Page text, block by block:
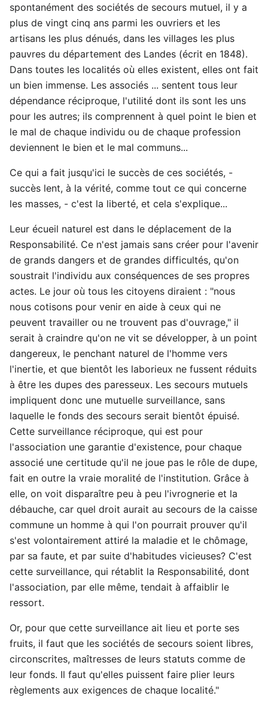
spontanément des sociétés de secours mutuel, il y a
plus de vingt cinq ans parmi les ouvriers et les
artisans les plus dénués, dans les villages les plus
pauvres du département des Landes (écrit en 1848).
Dans toutes les localités où elles existent, elles ont fait
un bien immense. Les associés ... sentent tous leur
dépendance réciproque, l'utilité dont ils sont les uns
pour les autres; ils comprennent à quel point le bien et
le mal de chaque individu ou de chaque profession
deviennent le bien et le mal communs...
Ce qui a fait jusqu'ici le succès de ces sociétés, -
succès lent, à la vérité, comme tout ce qui concerne
les masses, - c'est la liberté, et cela s'explique...
Leur écueil naturel est dans le déplacement de la
Responsabilité. Ce n'est jamais sans créer pour l'avenir
de grands dangers et de grandes difficultés, qu'on
soustrait l'individu aux conséquences de ses propres
actes. Le jour où tous les citoyens diraient : "nous
nous cotisons pour venir en aide à ceux qui ne
peuvent travailler ou ne trouvent pas d'ouvrage," il
serait à craindre qu'on ne vit se développer, à un point
dangereux, le penchant naturel de l'homme vers
l'inertie, et que bientôt les laborieux ne fussent réduits
à être les dupes des paresseux. Les secours mutuels
impliquent donc une mutuelle surveillance, sans
laquelle le fonds des secours serait bientôt épuisé.
Cette surveillance réciproque, qui est pour
l'association une garantie d'existence, pour chaque
associé une certitude qu'il ne joue pas le rôle de dupe,
fait en outre la vraie moralité de l'institution. Grâce à
elle, on voit disparaître peu à peu l'ivrognerie et la
débauche, car quel droit aurait au secours de la caisse
commune un homme à qui l'on pourrait prouver qu'il
s'est volontairement attiré la maladie et le chômage,
par sa faute, et par suite d'habitudes vicieuses? C'est
cette surveillance, qui rétablit la Responsabilité, dont
l'association, par elle même, tendait à affaiblir le
ressort.
Or, pour que cette surveillance ait lieu et porte ses
fruits, il faut que les sociétés de secours soient libres,
circonscrites, maîtresses de leurs statuts comme de
leur fonds. Il faut qu'elles puissent faire plier leurs
règlements aux exigences de chaque localité."